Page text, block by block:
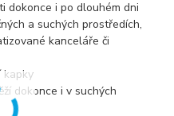
dokonce i po dlouhém dni
a suchých prostředích,
kanceláře či
kapky
dokonce i v suchých